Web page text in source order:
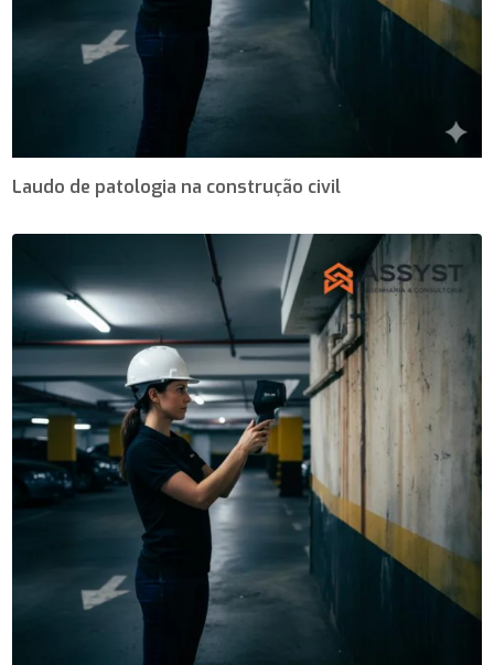
Laudo de patologia na construção civil